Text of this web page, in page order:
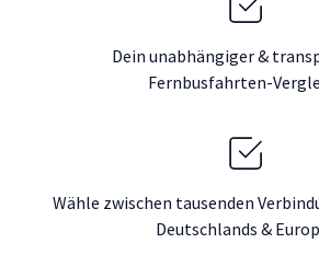
Dein unabhängiger &
Fernbusfahrten-
Wähle zwischen tausenden
Deutschlands &